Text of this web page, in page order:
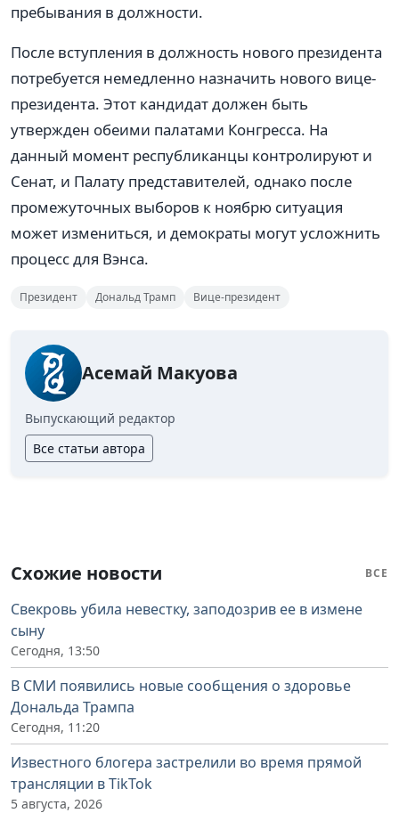
пребывания в должности.
После вступления в должность нового президента
потребуется немедленно назначить нового вице-
президента. Этот кандидат должен быть
утвержден обеими палатами Конгресса. На
данный момент республиканцы контролируют и
Сенат, и Палату представителей, однако после
промежуточных выборов к ноябрю ситуация
может измениться, и демократы могут усложнить
процесс для Вэнса.
Президент Дональд Трамп Вице-президент
Асемай Макуова
Выпускающий редактор
Все статьи автора
Схожие новости ВСЕ
Свекровь убила невестку, заподозрив ее в измене
сыну
Сегодня, 13:50
В СМИ появились новые сообщения о здоровье
Дональда Трампа
Сегодня, 11:20
Известного блогера застрелили во время прямой
трансляции в TikTok
5 августа, 2026